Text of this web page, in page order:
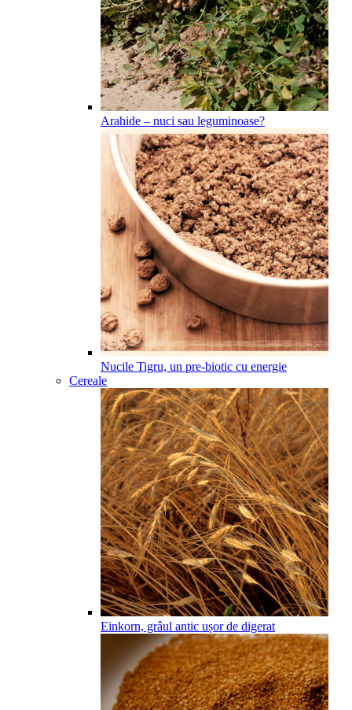
Arahide – nuci sau leguminoase?
Nucile Tigru, un pre-biotic cu energie
Cereale
Einkorn, grâul antic ușor de digerat